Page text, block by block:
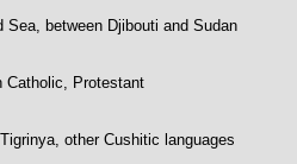
Sea, between Djibouti and Sudan
Catholic, Protestant
other Cushitic languages